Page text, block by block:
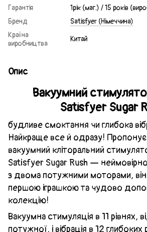
Гарантія
1рік (маг.) / 15 років
Бренд
Satisfyer (Німеччина)
Країна
виробництва
Китай
Опис
Вакуумний
Satisfyer Sugar
будливе смоктання чи глибока
Найкраще все й одразу!
вакуумний кліторальний
Satisfyer Sugar Rush —
з двома потужними моторами,
першою іграшкою та чудово
колекцію!
Вакуумна стимуляція в 11 рівнях,
потужної, і вібрація в 12